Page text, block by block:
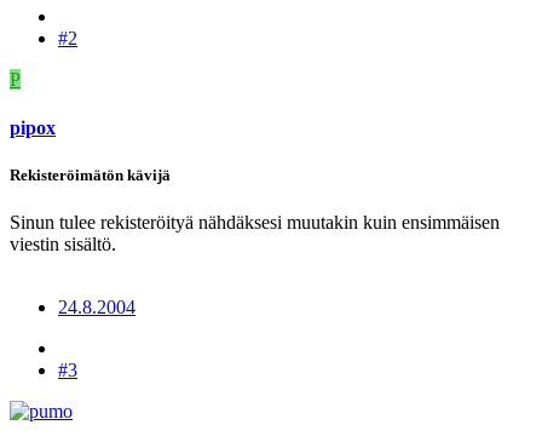
#2
P
pipox
Rekisteröimätön kävijä
Sinun tulee rekisteröityä nähdäksesi muutakin kuin ensimmäisen
viestin sisältö.
24.8.2004
#3